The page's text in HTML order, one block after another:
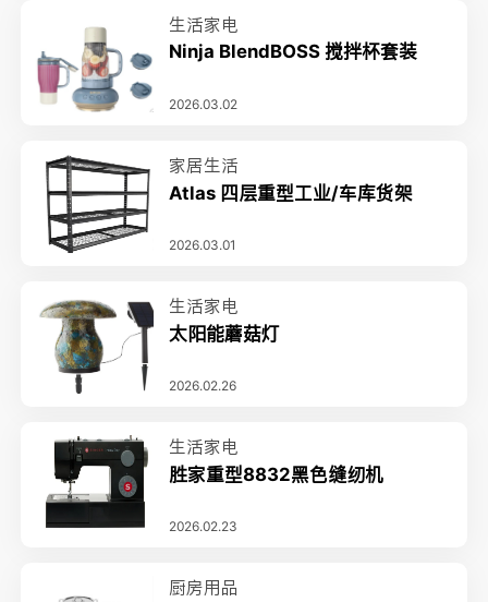
生活家电
Ninja BlendBOSS 搅拌杯套装
2026.03.02
家居生活
Atlas 四层重型工业/车库货架
2026.03.01
生活家电
太阳能蘑菇灯
2026.02.26
生活家电
胜家重型8832黑色缝纫机
2026.02.23
厨房用品